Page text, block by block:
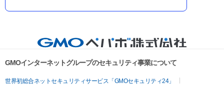
GMOインターネットグループのセキュリティ事業について
世界初総合ネットセキュリティサービス「GMOセキュリティ24」